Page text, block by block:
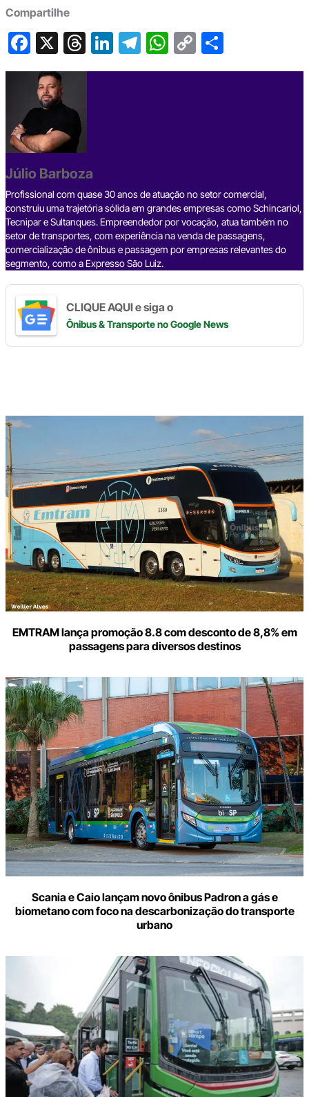
Compartilhe
F
a
c
e
b
o
o
k
X T
hr
s
Li
n
T
el
W
h
C
o
S
h
Júlio Barboza
Profissional com quase 30 anos de atuação no setor comercial,
construiu uma trajetória sólida em grandes empresas como Schincariol,
Tecnipar e Sultanques. Empreendedor por vocação, atua também no
setor de transportes, com experiência na venda de passagens,
comercialização de ônibus e passagem por empresas relevantes do
segmento, como a Expresso São Luiz.
CLIQUE AQUI e siga o
Ônibus & Transporteno Google News
EMTRAM lança promoção 8.8 com desconto de 8,8% em
passagens para diversos destinos
Scania e Caio lançam novo ônibus Padron a gás e
biometano com foco na descarbonização do transporte
urbano
Digite
aqui
o
seu
e-
mail